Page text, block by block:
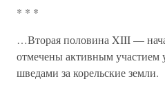
* * *
…Вторая половина XIII —
отмечены активным участием
шведами за корельские земли.